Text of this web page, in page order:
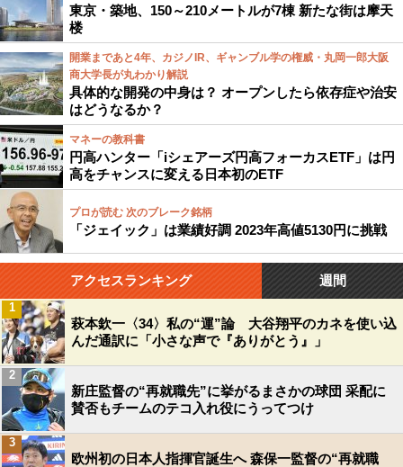
東京・築地、150～210メートルが7棟 新たな街は摩天
楼
開業まであと4年、カジノIR、ギャンブル学の権威・丸岡一郎大阪
商大学長が丸わかり解説
具体的な開発の中身は？ オープンしたら依存症や治安
はどうなるか？
マネーの教科書
円高ハンター「iシェアーズ円高フォーカスETF」は円
高をチャンスに変える日本初のETF
プロが読む 次のブレーク銘柄
「ジェイック」は業績好調 2023年高値5130円に挑戦
アクセスランキング 週間
萩本欽一〈34〉私の“運”論 大谷翔平のカネを使い込
んだ通訳に「小さな声で『ありがとう』」
1
新庄監督の“再就職先”に挙がるまさかの球団 采配に
賛否もチームのテコ入れ役にうってつけ
2
欧州初の日本人指揮官誕生へ 森保一監督の“再就職
3